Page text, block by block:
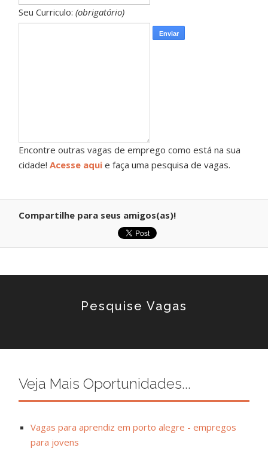
Seu Curriculo:(obrigatório)
Encontre outras vagas de emprego como está na sua
cidade!Acesse aqui e faça uma pesquisa de vagas.
Compartilhe para seus amigos(as)!
Pesquise Vagas
Veja Mais Oportunidades...
Vagas para aprendiz em porto alegre - empregos
para jovens